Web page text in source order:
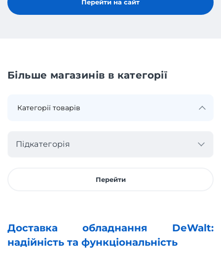
Перейти на сайт
Більше магазинів в категорії
Підкатегорія
Перейти
Доставка обладнання DeWalt:
надійність та функціональність